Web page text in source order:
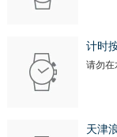
计时
请勿在
天津